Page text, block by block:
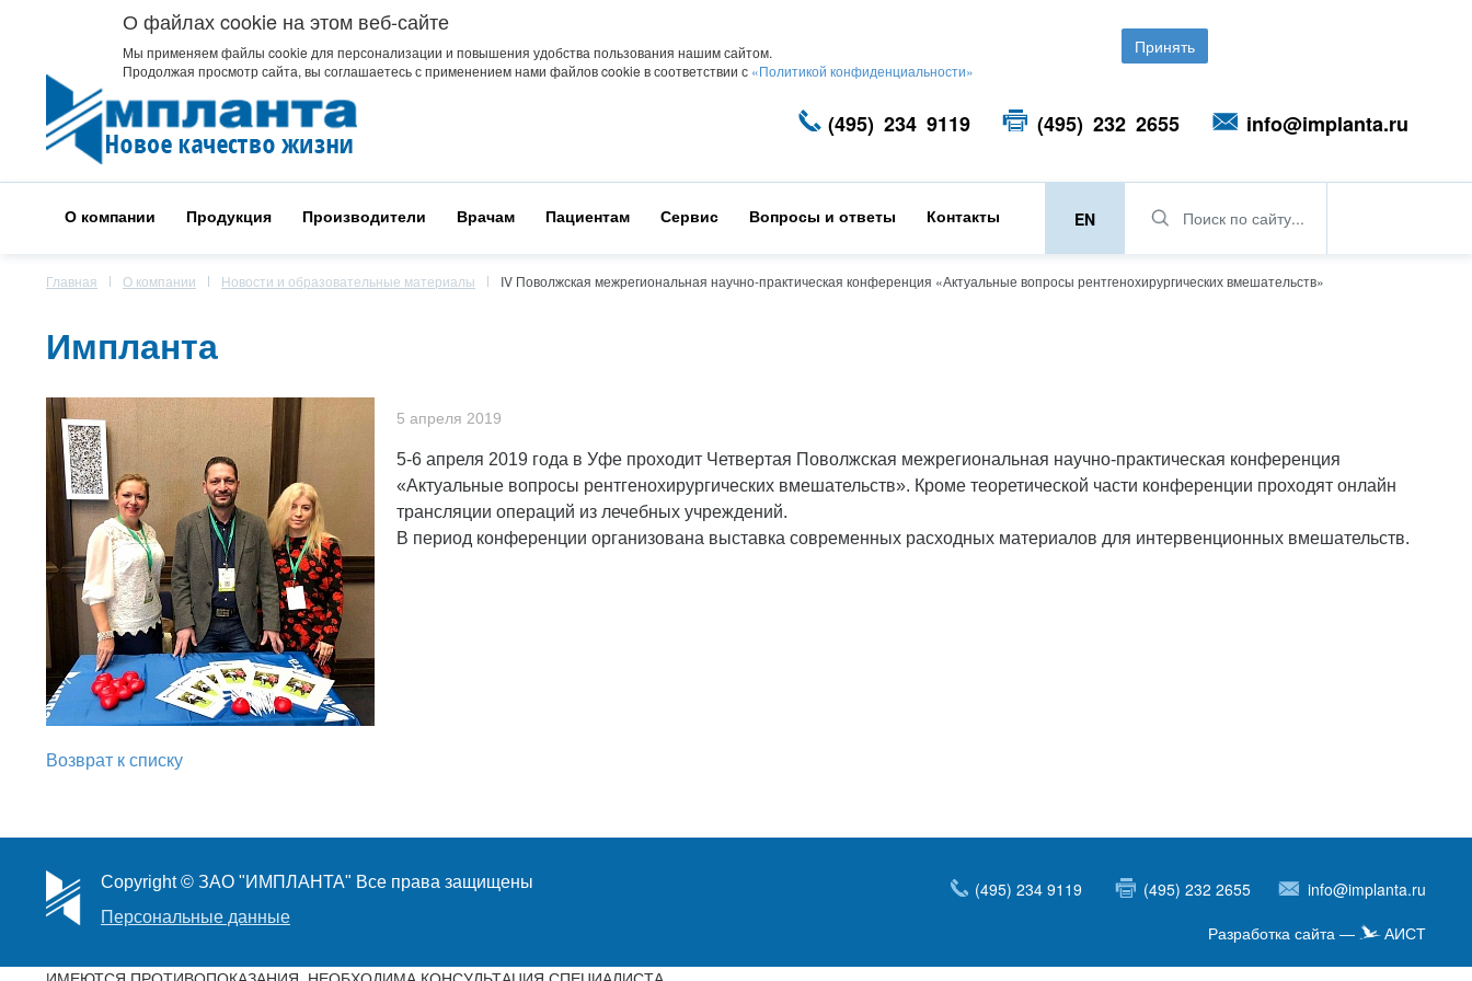
О файлах cookie на этом веб-сайте
Мы применяем файлы cookie для персонализации и повышения удобства пользования нашим сайтом.
Продолжая просмотр сайта, вы соглашаетесь с применением нами файлов cookie в соответствии с «Политикой конфиденциальности»
Принять
(495) 234 9119 (495) 232 2655 info@implanta.ru
О компании Продукция Производители Врачам Пациентам Сервис Вопросы и ответы Контакты EN Поиск по сайту...
Главная О компании Новости и образовательные материалы IV Поволжская межрегиональная научно-практическая конференция «Актуальные вопросы рентгенохирургических вмешательств»
Импланта
5 апреля 2019
5-6 апреля 2019 года в Уфе проходит Четвертая Поволжская межрегиональная научно-практическая конференция
«Актуальные вопросы рентгенохирургических вмешательств». Кроме теоретической части конференции проходят онлайн
трансляции операций из лечебных учреждений.
В период конференции организована выставка современных расходных материалов для интервенционных вмешательств.
Возврат к списку
(495) 234 9119 (495) 232 2655 info@implanta.ru
Разработка сайта — АИСТ
Copyright © ЗАО "ИМПЛАНТА" Все права защищены
Персональные данные